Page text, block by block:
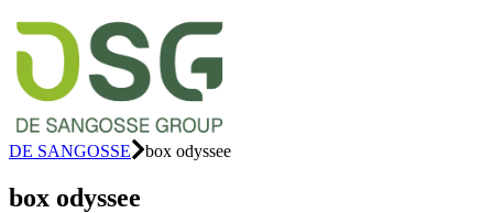
DE SANGOSSE box odyssee
box odyssee